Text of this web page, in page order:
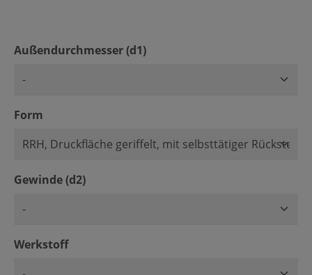
Außendurchmesser (d1)auswählen
Form
Gewinde (d2)auswählen
Werkstoffauswählen